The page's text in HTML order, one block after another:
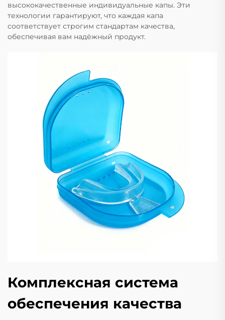
высококачественные индивидуальные капы. Эти
технологии гарантируют, что каждая капа
соответствует строгим стандартам качества,
обеспечивая вам надёжный продукт.
Комплексная система
обеспечения качества